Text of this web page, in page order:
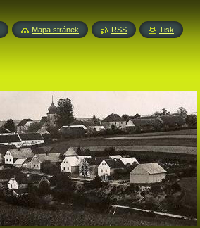
Mapa stránek RSS Tisk